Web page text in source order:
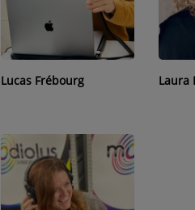
Lucas Frébourg Laura